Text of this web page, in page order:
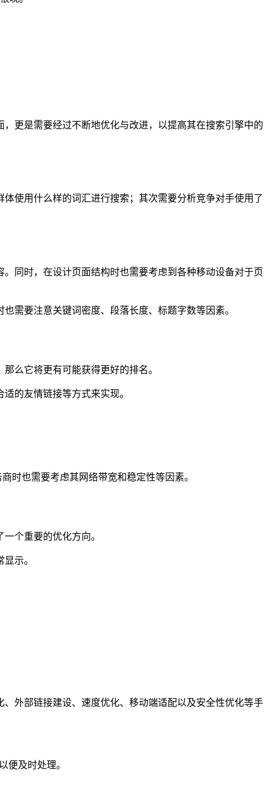
更是需要经过不断地优化与改进，以提高其在搜索引擎中的
使用什么样的词汇进行搜索；其次需要分析竞争对手使用了
同时，在设计页面结构时也需要考虑到各种移动设备对于页
需要注意关键词密度、段落长度、标题字数等因素。
么它将更有可能获得更好的排名。
的友情链接等方式来实现。
时也需要考虑其网络带宽和稳定性等因素。
个重要的优化方向。
示。
外部链接建设、速度优化、移动端适配以及安全性优化等手
便及时处理。